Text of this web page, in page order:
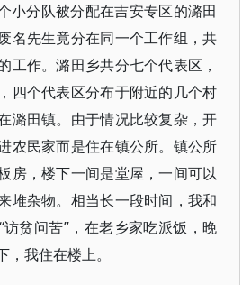
小分队被分配在吉安专区的潞田
名先生竟分在同一个工作组，共
工作。潞田乡共分七个代表区，
四个代表区分布于附近的几个村
潞田镇。由于情况比较复杂，开
农民家而是住在镇公所。镇公所
房，楼下一间是堂屋，一间可以
堆杂物。相当长一段时间，我和
贫问苦”，在老乡家吃派饭，晚
我住在楼上。